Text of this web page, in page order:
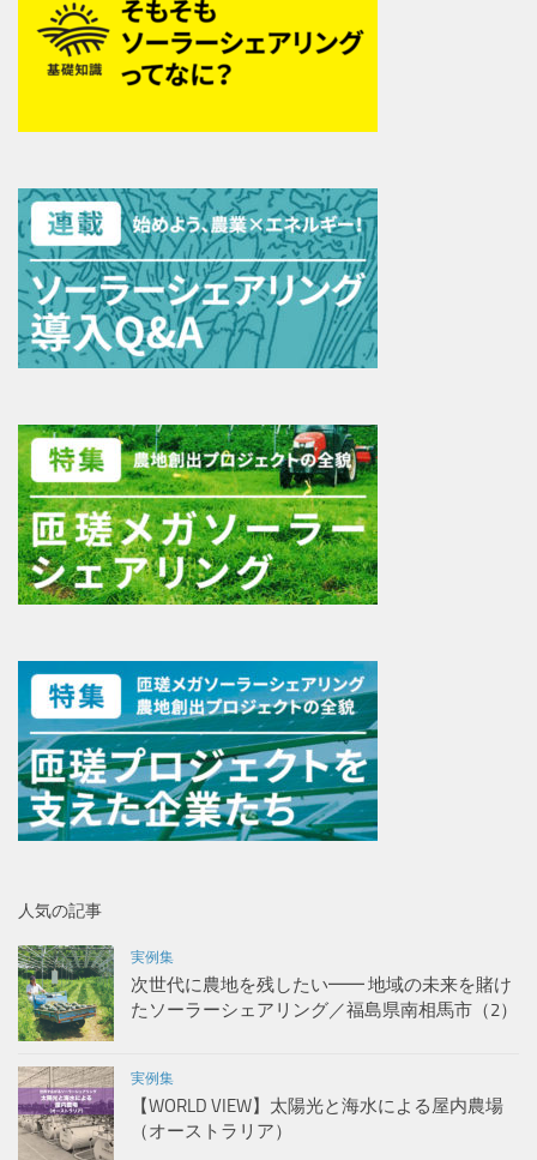
人気の記事
実例集
次世代に農地を残したい━━ 地域の未来を賭け
たソーラーシェアリング／福島県南相馬市（2）
実例集
【WORLD VIEW】太陽光と海水による屋内農場
（オーストラリア）